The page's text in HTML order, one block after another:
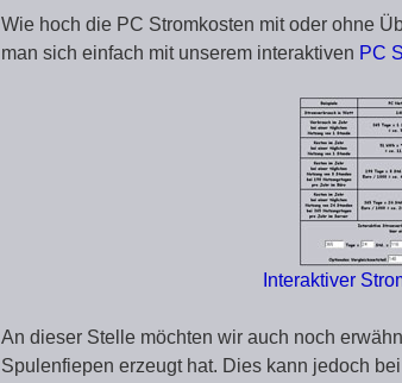
Wie hoch die PC Stromkosten mit oder ohne
man sich einfach mit unserem interaktiven PC
Interaktiver
An dieser Stelle möchten wir auch noch
Spulenfiepen erzeugt hat. Dies kann jedoch